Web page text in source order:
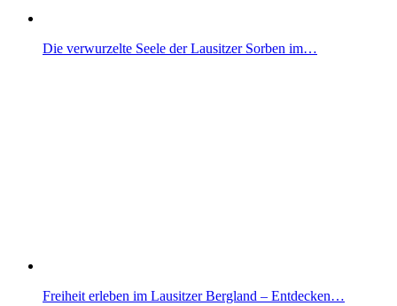
Die verwurzelte Seele der Lausitzer Sorben im…
Freiheit erleben im Lausitzer Bergland – Entdecken…